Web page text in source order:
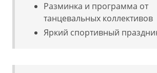
Разминка и программа от
танцевальных коллективов
Яркий спортивный